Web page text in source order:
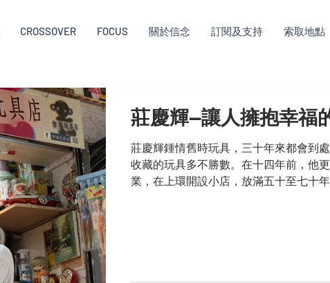
CROSSOVER FOCUS 關於信念 訂閱及支持 索取地點
莊慶輝—讓人擁抱幸福
莊慶輝鍾情舊時玩具，三十年來都會到
收藏的玩具多不勝數。在十四年前，他
業，在上環開設小店，放滿五十至七十